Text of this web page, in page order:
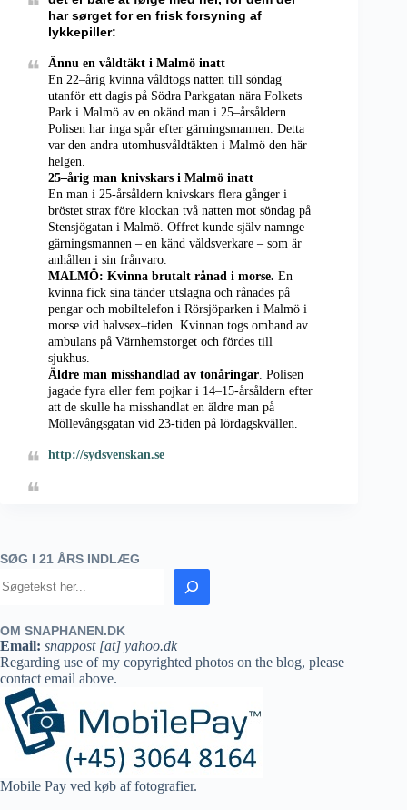
har sørget for en frisk forsyning af
lykkepiller:
Ännu en våldtäkt i Malmö inatt
En 22–årig kvinna våldtogs natten till söndag
utanför ett dagis på Södra Parkgatan nära Folkets
Park i Malmö av en okänd man i 25–årsåldern.
Polisen har inga spår efter gärningsmannen. Detta
var den andra utomhusvåldtäkten i Malmö den här
helgen.
25–årig man knivskars i Malmö inatt
En man i 25-årsåldern knivskars flera gånger i
bröstet strax före klockan två natten mot söndag på
Stensjögatan i Malmö. Offret kunde själv namnge
gärningsmannen – en känd våldsverkare – som är
anhållen i sin frånvaro.
MALMÖ: Kvinna brutalt rånad i morse. En
kvinna fick sina tänder utslagna och rånades på
pengar och mobiltelefon i Rörsjöparken i Malmö i
morse vid halvsex–tiden. Kvinnan togs omhand av
ambulans på Värnhemstorget och fördes till
sjukhus.
Äldre man misshandlad av tonåringar . Polisen
jagade fyra eller fem pojkar i 14–15-årsåldern efter
att de skulle ha misshandlat en äldre man på
Möllevångsgatan vid 23-tiden på lördagskvällen.
http://sydsvenskan.se
SØG I 21 ÅRS INDLÆG
OM SNAPHANEN.DK
Email: snappost [at] yahoo.dk
Regarding use of my copyrighted photos on the blog, please
contact email above.
Mobile Pay ved køb af fotografier.